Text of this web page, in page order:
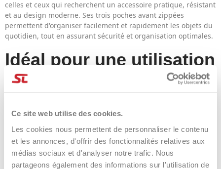
Ce site web utilise des cookies.
Les cookies nous permettent de personnaliser le contenu
et les annonces, d'offrir des fonctionnalités relatives aux
médias sociaux et d'analyser notre trafic. Nous
partageons également des informations sur l'utilisation de
celles et ceux qui recherchent un accessoire pratique, résistant
et au design moderne. Ses trois poches avant zippées
permettent d'organiser facilement et rapidement les objets du
quotidien, tout en assurant sécurité et organisation optimales.
Idéal pour une utilisation
quotidienne
réparti et une structure conçue pour faciliter l'organisation de
vos effets personnels. Un accessoire fonctionnel et polyvalent,
pensé pour celles et ceux qui souhaitent avoir tout le
nécessaire à portée de main au quotidien.